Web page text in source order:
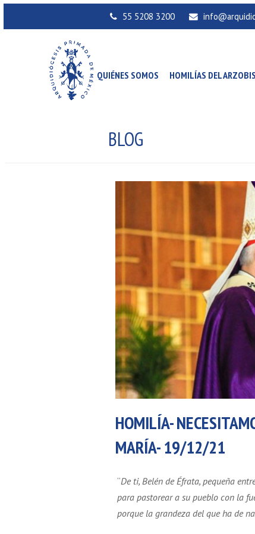
55 5208 3200
QUIÉNES SOMOS HOMILÍAS DEL
BLOG
HOMILÍA-
MARÍA- 19/12/21
“De ti, Belén de Éfrata, pequeña
para pastorear a su pueblo con la
porque la grandeza del que ha de